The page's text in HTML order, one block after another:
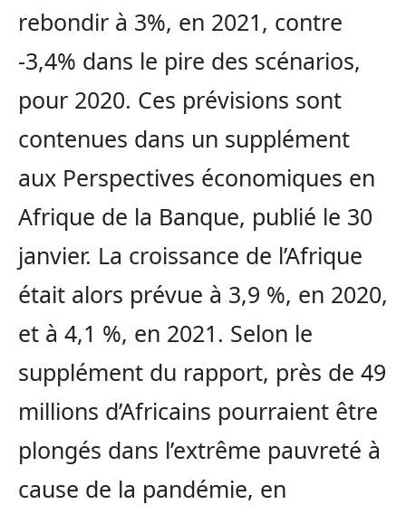
rebondir à 3%, en 2021, contre
-3,4% dans le pire des scénarios,
pour 2020. Ces prévisions sont
contenues dans un supplément
aux Perspectives économiques en
Afrique de la Banque, publié le 30
janvier. La croissance de l’Afrique
était alors prévue à 3,9 %, en 2020,
et à 4,1 %, en 2021. Selon le
supplément du rapport, près de 49
millions d’Africains pourraient être
plongés dans l’extrême pauvreté à
cause de la pandémie, en